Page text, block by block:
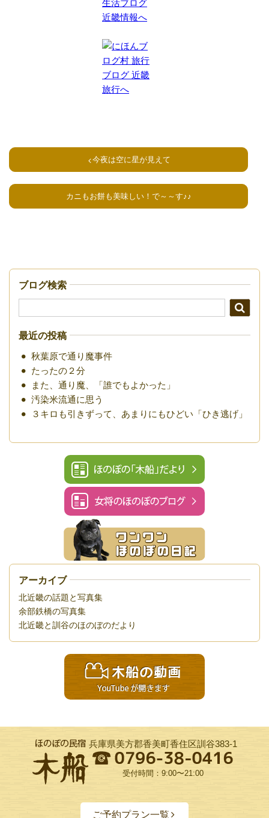
今夜は空に星が見えて
カニもお餅も美味しい！で～～す♪♪
ブログ検索
最近の投稿
秋葉原で通り魔事件
たったの２分
また、通り魔、「誰でもよかった」
汚染米流通に思う
３キロも引きずって、あまりにもひどい「ひき逃げ」
アーカイブ
北近畿の話題と写真集
余部鉄橋の写真集
北近畿と訓谷のほのぼのだより
兵庫県美方郡香美町香住区訓谷383-1
受付時間：9:00〜21:00
ご予約プラン一覧